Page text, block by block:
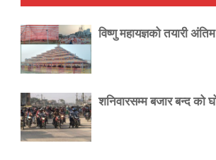
विष्णु महायज्ञको तयारी
शनिवारसम्म बजार बन्द को